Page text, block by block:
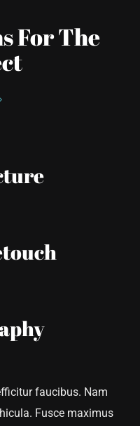
For The
faucibus. Nam
Fusce maximus